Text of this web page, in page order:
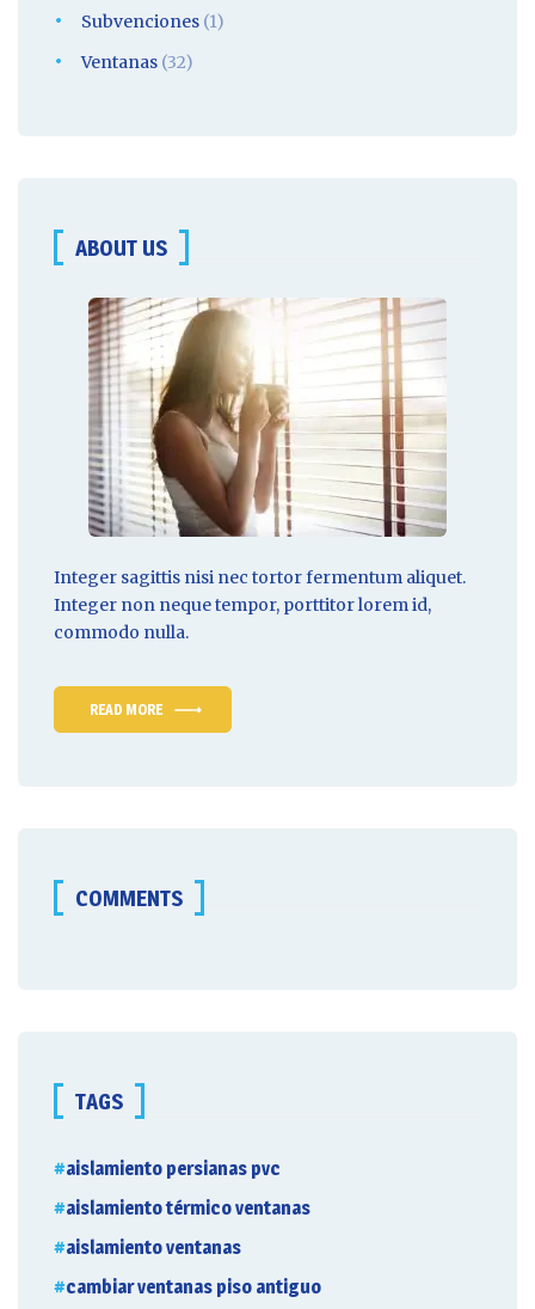
Subvenciones (1)
Ventanas (32)
ABOUT US
Integer sagittis nisi nec tortor fermentum aliquet.
Integer non neque tempor, porttitor lorem id,
commodo nulla.
READ MORE
COMMENTS
TAGS
aislamiento persianas pvc
aislamiento térmico ventanas
aislamiento ventanas
cambiar ventanas piso antiguo